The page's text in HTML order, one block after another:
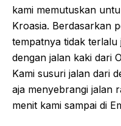
kami memutuskan
Kroasia. Berdasarkan
tempatnya tidak
dengan jalan kaki dari
Kami susuri jalan dari
aja menyebrangi jalan
menit kami sampai di